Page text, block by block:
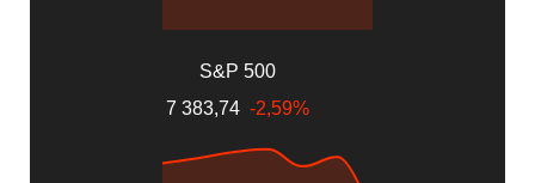
S&P 500
7 383,74 -2,59%